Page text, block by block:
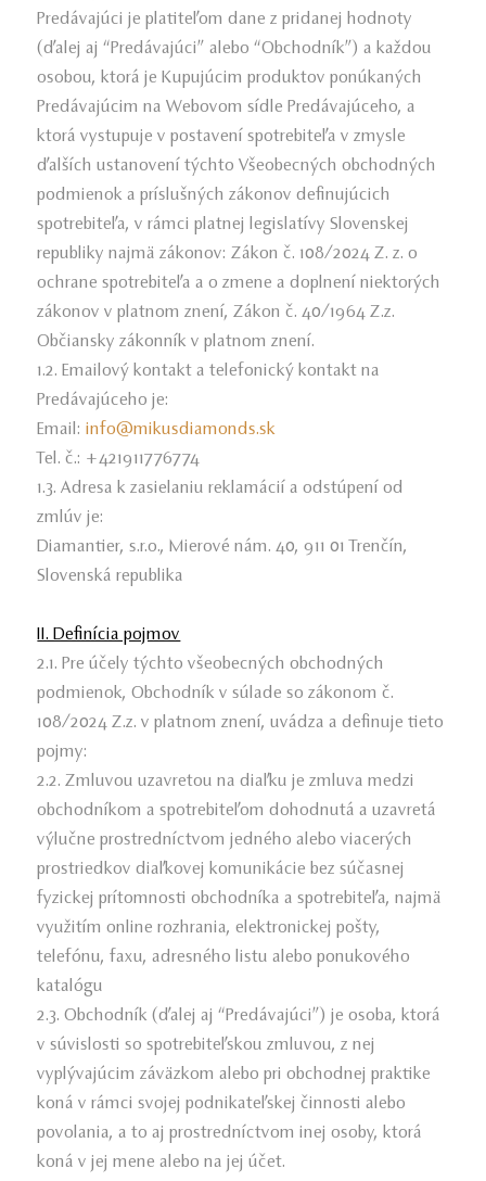
Predávajúci je platiteľom dane z pridanej hodnoty
(ďalej aj “Predávajúci” alebo “Obchodník”) a každou
osobou, ktorá je Kupujúcim produktov ponúkaných
Predávajúcim na Webovom sídle Predávajúceho, a
ktorá vystupuje v postavení spotrebiteľa v zmysle
ďalších ustanovení týchto Všeobecných obchodných
podmienok a príslušných zákonov definujúcich
spotrebiteľa, v rámci platnej legislatívy Slovenskej
republiky najmä zákonov: Zákon č. 108/2024 Z. z. o
ochrane spotrebiteľa a o zmene a doplnení niektorých
zákonov v platnom znení, Zákon č. 40/1964 Z.z.
Občiansky zákonník v platnom znení.
1.2. Emailový kontakt a telefonický kontakt na
Predávajúceho je:
Email:info@mikusdiamonds.sk
Tel. č.: +421911776774
1.3. Adresa k zasielaniu reklamácií a odstúpení od
zmlúv je:
Diamantier, s.r.o., Mierové nám. 40, 911 01 Trenčín,
Slovenská republika
II. Definícia pojmov
2.1. Pre účely týchto všeobecných obchodných
podmienok, Obchodník v súlade so zákonom č.
108/2024 Z.z. v platnom znení, uvádza a definuje tieto
pojmy:
2.2. Zmluvou uzavretou na diaľku je zmluva medzi
obchodníkom a spotrebiteľom dohodnutá a uzavretá
výlučne prostredníctvom jedného alebo viacerých
prostriedkov diaľkovej komunikácie bez súčasnej
fyzickej prítomnosti obchodníka a spotrebiteľa, najmä
využitím online rozhrania, elektronickej pošty,
telefónu, faxu, adresného listu alebo ponukového
katalógu
2.3. Obchodník (ďalej aj “Predávajúci”) je osoba, ktorá
v súvislosti so spotrebiteľskou zmluvou, z nej
vyplývajúcim záväzkom alebo pri obchodnej praktike
koná v rámci svojej podnikateľskej činnosti alebo
povolania, a to aj prostredníctvom inej osoby, ktorá
koná v jej mene alebo na jej účet.